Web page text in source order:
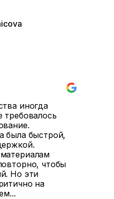
иногда
требовалось
была быстрой,
чтобы
Но эти
на
...